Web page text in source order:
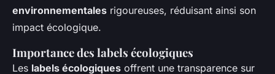
environnementales rigoureuses, réduisant ainsi son
impact écologique.
Importance des labels écologiques
Les labels écologiques offrent une transparence sur